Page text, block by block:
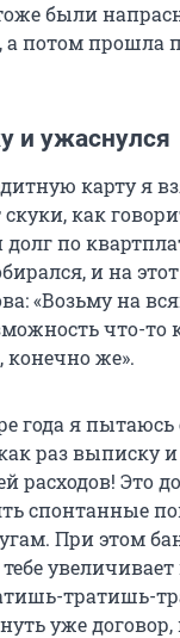
были
а потом прошла
и ужаснулся
карту я
скуки, как
по
и на
«Возьму на
что-то
конечно же».
года я пытаюсь
раз выписку
расходов! Это
спонтанные
При этом
тратишь-
уже договор,